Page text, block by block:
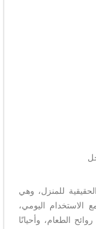
للمنزل، وهي
الاستخدام اليومي،
الطعام، وأحيانًا